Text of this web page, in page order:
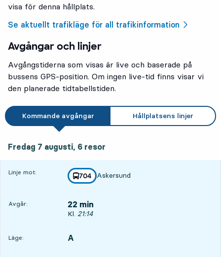
visa för denna hållplats.
Se aktuellt trafikläge för all trafikinformation
Avgångar och linjer
Avgångstiderna som visas är live och baserade på
bussens GPS-position. Om ingen live-tid finns visar vi
den planerade tidtabellstiden.
Kommande avgångar Hållplatsens linjer
Fredag 7 augusti, 6 resor
Linje mot: linje
704
mot
Askersund
,
Avgår: 22 min
Avgår, Kl. 21:14, om 22 min
Kl. 21:14
Läge:
LÄGE, A
,